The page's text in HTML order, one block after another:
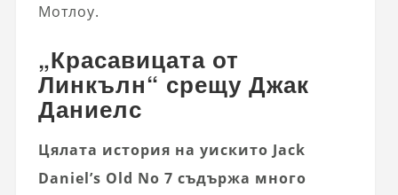
Мотлоу.
„Красавицата от
Линкълн“ срещу Джак
Даниелс
Цялата история на уискито Jack
Daniel’s Old No 7 съдържа много